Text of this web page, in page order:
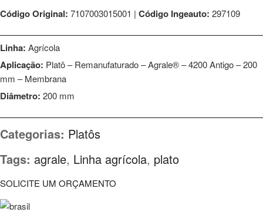
Código Original: 7107003015001 | Código Ingeauto: 297109
Linha: Agrícola
Aplicação: Platô – Remanufaturado – Agrale® – 4200 Antigo – 200
mm – Membrana
Diâmetro: 200 mm
Categorias: Platôs
Tags: agrale, Linha agrícola, plato
SOLICITE UM ORÇAMENTO